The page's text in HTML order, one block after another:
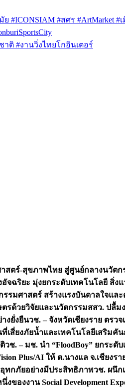
ย #ICONSIAM #สศร #ArtMarket #
าติ #งานวิ่งไทยโกอินเตอร์
าสตร์-สุขภาพไทย สู่ศูนย์กลางนวัตก
อัจฉริยะ มุ่งยกระดับเทคโนโลยี สิ่
มศาสตร์ สร้างแรงบันดาลใจแล
รด้วยวิจัยและนวัตกรรมสสว. ปลื้ม
งยั่งยืนวช. – จังหวัดเชียงราย ตร
สี่ยงภัยน้ำและเทคโนโลยีเสริมคั
วช. – มช. นำ “FloodBoy” ยกระดั
Plus/AI ให้ ต.นางแล จ.เชียงร
ทกภัยอย่างมีประสิทธิภาพวช. ผนึก
องงาน Social Development